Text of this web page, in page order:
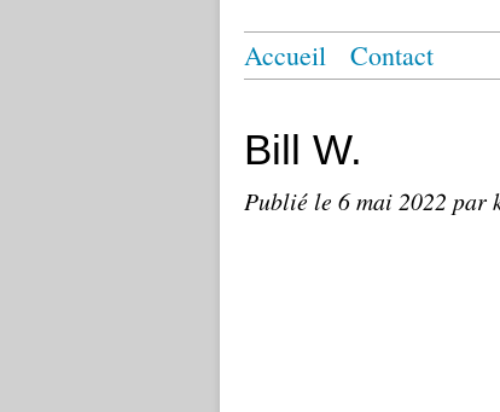
Accueil Contact
Bill W.
Publié le 6 mai 2022 par